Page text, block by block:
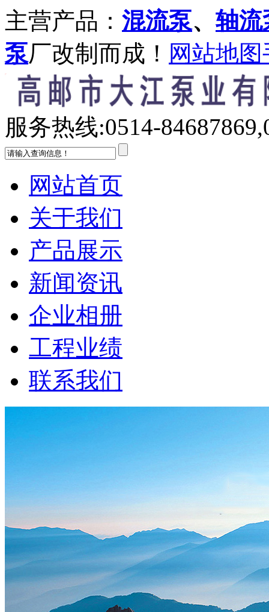
主营产品： 混流泵、 轴流
泵厂改制而成！ 网站地图
服务热线:0514-
网站首页
关于我们
产品展示
新闻资讯
企业相册
工程业绩
联系我们